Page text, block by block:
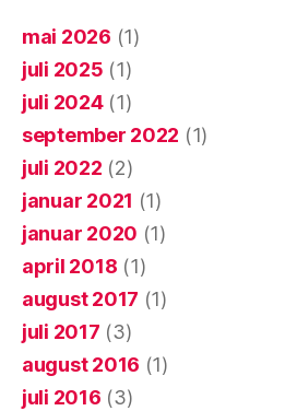
mai 2026 (1)
juli 2025 (1)
juli 2024(1)
september 2022 (1)
juli 2022 (2)
januar 2021 (1)
januar 2020 (1)
april 2018 (1)
august 2017 (1)
juli 2017 (3)
august 2016 (1)
juli 2016 (3)